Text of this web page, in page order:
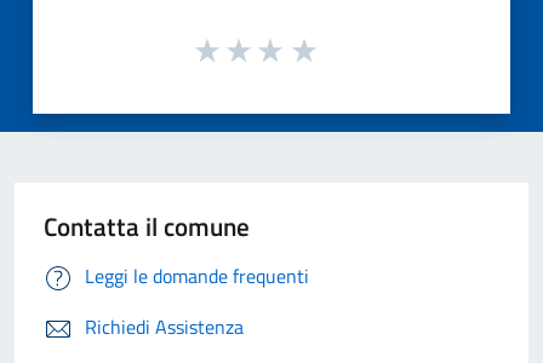
Contatta il comune
Leggi le domande frequenti
Richiedi Assistenza